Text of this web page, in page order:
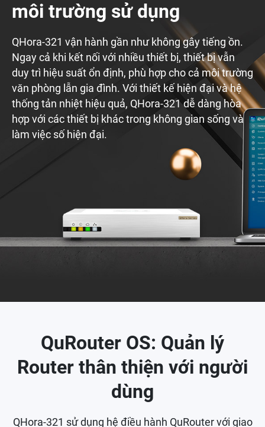
môi trường sử dụng
QHora-321 vận hành gần như không gây tiếng ồn.
Ngay cả khi kết nối với nhiều thiết bị, thiết bị vẫn
duy trì hiệu suất ổn định, phù hợp cho cả môi trường
văn phòng lẫn gia đình. Với thiết kế hiện đại và hệ
thống tản nhiệt hiệu quả, QHora-321 dễ dàng hòa
hợp với các thiết bị khác trong không gian sống và
làm việc số hiện đại.
QuRouter OS: Quản lý
Router thân thiện với người
dùng
QHora-321 sử dụng hệ điều hành QuRouter với giao